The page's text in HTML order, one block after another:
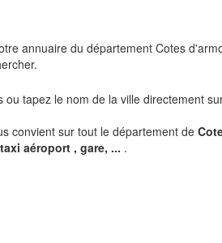
annuaire du département Cotes
tapez le nom de la ville directement
convient sur tout le département de
aéroport , gare, ... .